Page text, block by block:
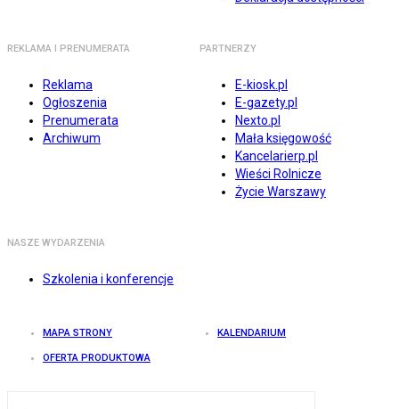
REKLAMA I PRENUMERATA
Reklama
Ogłoszenia
Prenumerata
Archiwum
PARTNERZY
E-kiosk.pl
E-gazety.pl
Nexto.pl
Mała księgowość
Kancelarierp.pl
Wieści Rolnicze
Życie Warszawy
NASZE WYDARZENIA
Szkolenia i konferencje
MAPA STRONY KALENDARIUM
OFERTA PRODUKTOWA